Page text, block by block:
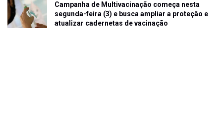
Campanha de Multivacinação começa nesta
segunda-feira (3) e busca ampliar a proteção e
atualizar cadernetas de vacinação